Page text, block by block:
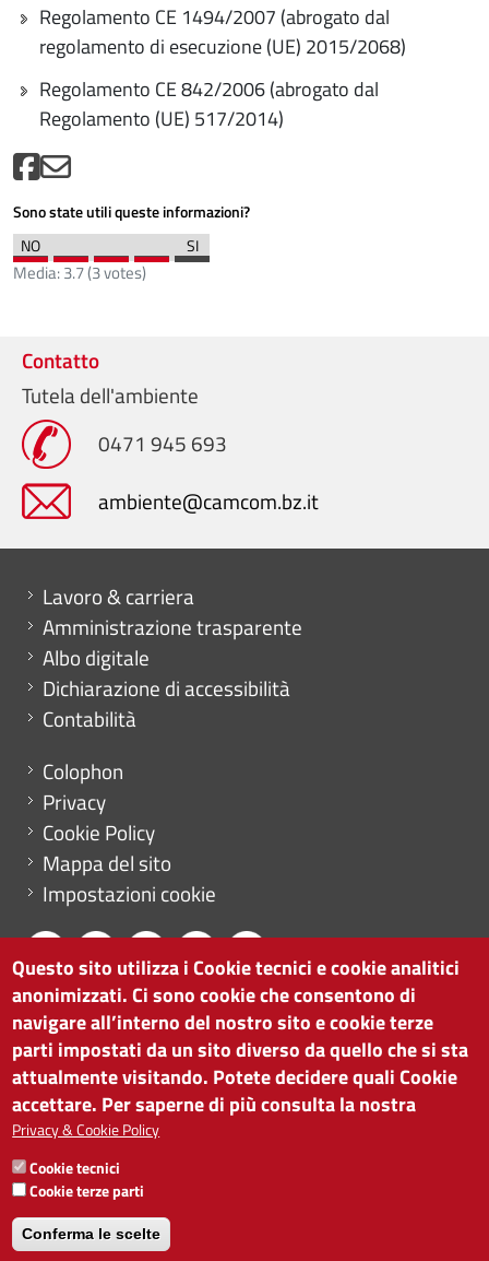
Regolamento CE 1494/2007 (abrogato dal
regolamento di esecuzione (UE) 2015/2068)
Regolamento CE 842/2006 (abrogato dal
Regolamento (UE) 517/2014)
Sono state utili queste informazioni?
Media:3.7(3votes)
Contatto
Tutela dell'ambiente
0471 945 693
ambiente@camcom.bz.it
Mini menu di servizio
Lavoro & carriera
Amministrazione trasparente
Albo digitale
Dichiarazione di accessibilità
Contabilità
Menu footer
Colophon
Privacy
Cookie Policy
Mappa del sito
Impostazioni cookie
CAMERA DI COMMERCIO DI BOLZANO
via Alto Adige 60 | I-39100 Bolzano
tel. 0471 945 511 |info@camcom.bz.it
Partita IVA: 00376420212
ISTITUTO PER LA PROMOZIONE DELLO
SVILUPPO ECONOMICO
Partita IVA: 01716880214
Questo sito utilizza i Cookie tecnici e cookie analitici
anonimizzati. Ci sono cookie che consentono di
navigare all’interno del nostro sito e cookie terze
parti impostati da un sito diverso da quello che si sta
attualmente visitando. Potete decidere quali Cookie
accettare. Per saperne di più consulta la nostra
Privacy & Cookie Policy
Cookie tecnici
Cookie terze parti
Conferma le scelte